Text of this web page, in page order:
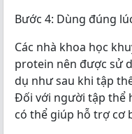
Bước 4: Dùng đúng
Các nhà khoa học
protein nên được sử
dụ như sau khi tập
Đối với người tập thể
có thể giúp hỗ trợ cơ